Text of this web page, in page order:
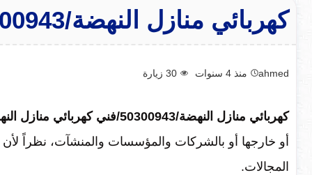
كهربائي منازل النهضة/50300943/فني كهربائي منازل النهضه
ahmed منذ 4 سنوات 30 زيارة
كهربائي منازل النهضة/50300943/فني كهربائي منازل النهضه،
أو خارجها أو بالشركات والمؤسسات والمنشآت، نظراً
المجالات.